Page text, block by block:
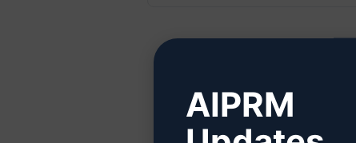
AIPRM